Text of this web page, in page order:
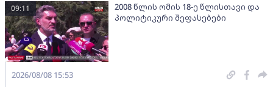
2008 წლის ომის 18-ე წლისთავი და
პოლიტიკური შეფასებები
09:11
2026/08/08 15:53